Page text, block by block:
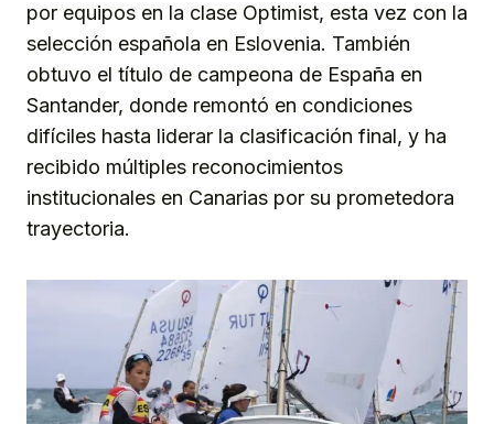
por equipos en la clase Optimist, esta vez con la
selección española en Eslovenia. También
obtuvo el título de campeona de España en
Santander, donde remontó en condiciones
difíciles hasta liderar la clasificación final, y ha
recibido múltiples reconocimientos
institucionales en Canarias por su prometedora
trayectoria.